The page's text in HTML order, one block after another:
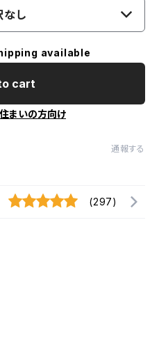
なし
available
cart
まいの方向け
通報する
(297)